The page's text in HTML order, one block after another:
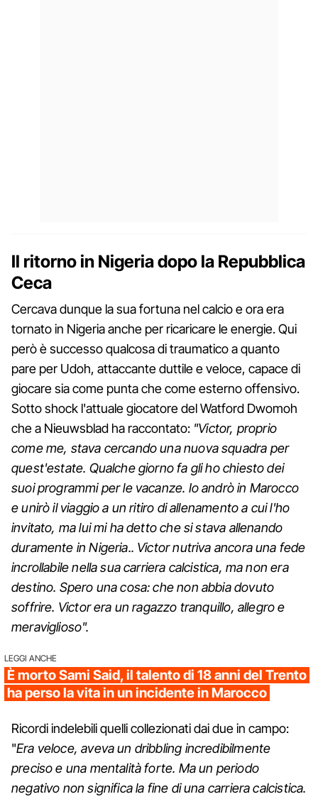
Il ritorno in Nigeria dopo la Repubblica
Ceca
Cercava dunque la sua fortuna nel calcio e ora era
tornato in Nigeria anche per ricaricare le energie. Qui
però è successo qualcosa di traumatico a quanto
pare per Udoh, attaccante duttile e veloce, capace di
giocare sia come punta che come esterno offensivo.
Sotto shock l'attuale giocatore del Watford Dwomoh
che a Nieuwsblad ha raccontato: "Victor, proprio
come me, stava cercando una nuova squadra per
quest'estate. Qualche giorno fa gli ho chiesto dei
suoi programmi per le vacanze. Io andrò in Marocco
e unirò il viaggio a un ritiro di allenamento a cui l'ho
invitato, ma lui mi ha detto che si stava allenando
duramente in Nigeria.. Victor nutriva ancora una fede
incrollabile nella sua carriera calcistica, ma non era
destino. Spero una cosa: che non abbia dovuto
soffrire. Victor era un ragazzo tranquillo, allegro e
meraviglioso".
LEGGI ANCHE
È morto Sami Said, il talento di 18 anni del Trento
ha perso la vita in un incidente in Marocco
Ricordi indelebili quelli collezionati dai due in campo:
"Era veloce, aveva un dribbling incredibilmente
preciso e una mentalità forte. Ma un periodo
negativo non significa la fine di una carriera calcistica.